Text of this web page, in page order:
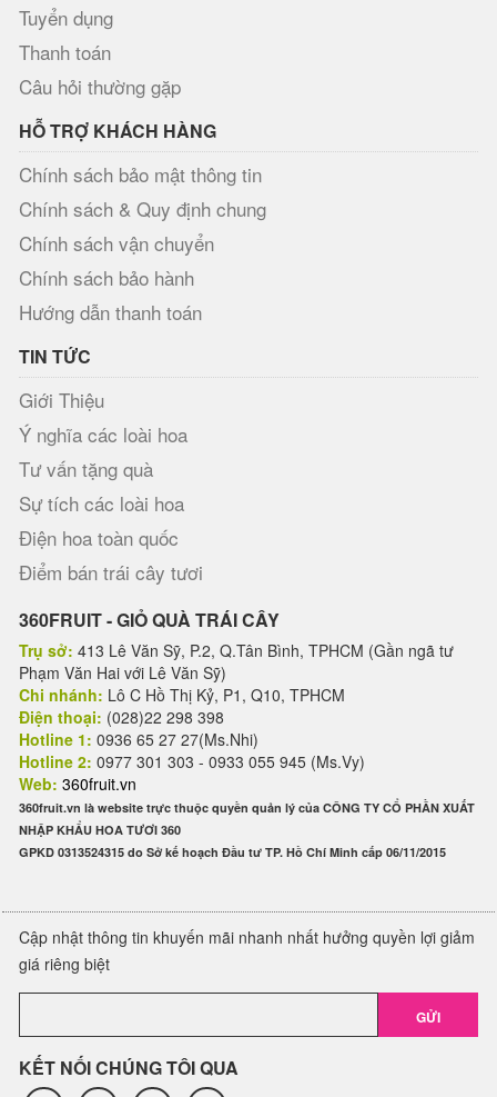
Tuyển dụng
Thanh toán
Câu hỏi thường gặp
HỖ TRỢ KHÁCH HÀNG
Chính sách bảo mật thông tin
Chính sách & Quy định chung
Chính sách vận chuyển
Chính sách bảo hành
Hướng dẫn thanh toán
TIN TỨC
Giới Thiệu
Ý nghĩa các loài hoa
Tư vấn tặng quà
Sự tích các loài hoa
Điện hoa toàn quốc
Điểm bán trái cây tươi
360FRUIT - GIỎ QUÀ TRÁI CÂY
Trụ sở: 413 Lê Văn Sỹ, P.2, Q.Tân Bình, TPHCM (Gần ngã tư
Phạm Văn Hai với Lê Văn Sỹ)
Chi nhánh: Lô C Hồ Thị Kỷ, P1, Q10, TPHCM
Điện thoại: (028)22 298 398
Hotline 1: 0936 65 27 27(Ms.Nhi)
Hotline 2: 0977 301 303 - 0933 055 945 (Ms.Vy)
Web: 360fruit.vn
360fruit.vn là website trực thuộc quyền quản lý của CÔNG TY CỔ PHẦN XUẤT
NHẬP KHẨU HOA TƯƠI 360
GPKD 0313524315 do Sở kế hoạch Đầu tư TP. Hồ Chí Minh cấp 06/11/2015
Cập nhật thông tin khuyến mãi nhanh nhất hưởng quyền lợi giảm
giá riêng biệt
GỬI
KẾT NỐI CHÚNG TÔI QUA